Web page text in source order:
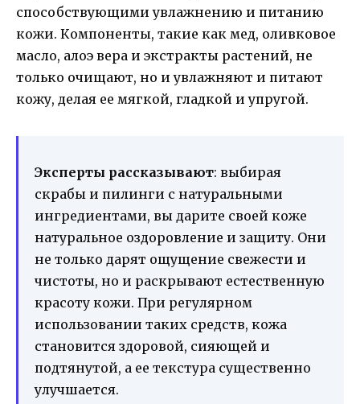
способствующими увлажнению и питанию
кожи. Компоненты, такие как мед, оливковое
масло, алоэ вера и экстракты растений, не
только очищают, но и увлажняют и питают
кожу, делая ее мягкой, гладкой и упругой.
Эксперты рассказывают: выбирая
скрабы и пилинги с натуральными
ингредиентами, вы дарите своей коже
натуральное оздоровление и защиту. Они
не только дарят ощущение свежести и
чистоты, но и раскрывают естественную
красоту кожи. При регулярном
использовании таких средств, кожа
становится здоровой, сияющей и
подтянутой, а ее текстура существенно
улучшается.